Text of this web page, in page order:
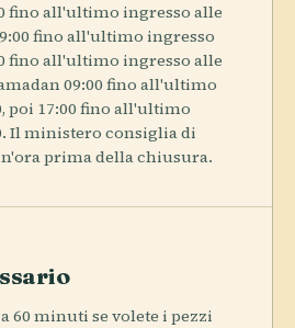
fino all'ultimo ingresso alle
fino all'ultimo ingresso
fino all'ultimo ingresso alle
09:00 fino all'ultimo
poi 17:00 fino all'ultimo
Il ministero consiglia di
prima della chiusura.
60 minuti se volete i pezzi